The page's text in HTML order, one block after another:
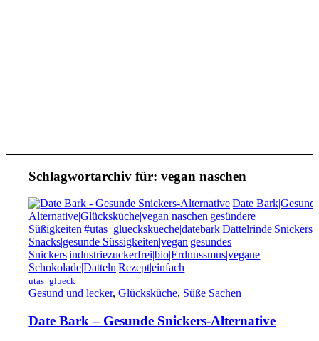
Schlagwortarchiv für:vegan naschen
utas_glueck
Gesund und lecker,Glücksküche, Süße Sachen
Date Bark – Gesunde Snickers-Alternative